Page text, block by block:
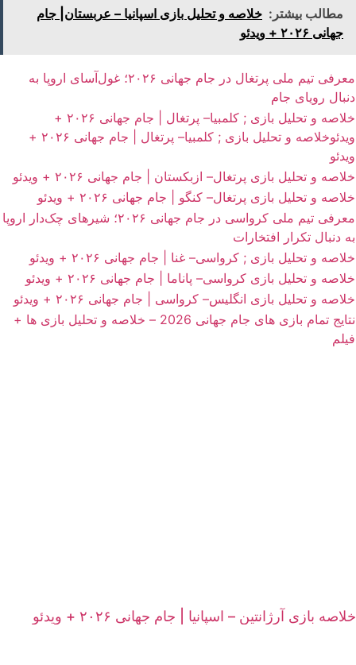
مطالب بیشتر: خلاصه و تحلیل بازی اسپانیا – عربستان| جام
جهانی ۲۰۲۶ + ویدئو
معرفی تیم ملی پرتغال در جام جهانی ۲۰۲۶؛ غول‌آسای اروپا به
دنبال رویای جام
خلاصه و تحلیل بازی ; کلمبیا– پرتغال | جام جهانی ۲۰۲۶ +
ویدئو
خلاصه و تحلیل بازی ; کلمبیا– پرتغال | جام جهانی ۲۰۲۶ +
ویدئو
خلاصه و تحلیل بازی پرتغال– ازبکستان | جام جهانی ۲۰۲۶ + ویدئو
خلاصه و تحلیل بازی پرتغال– کنگو | جام جهانی ۲۰۲۶ + ویدئو
معرفی تیم ملی کرواسی در جام جهانی ۲۰۲۶؛ شیرهای چک‌دار اروپا
به دنبال تکرار افتخارات
خلاصه و تحلیل بازی ; کرواسی– غنا | جام جهانی ۲۰۲۶ + ویدئو
خلاصه و تحلیل بازی کرواسی– پاناما | جام جهانی ۲۰۲۶ + ویدئو
خلاصه و تحلیل بازی انگلیس– کرواسی | جام جهانی ۲۰۲۶ + ویدئو
نتایج تمام بازی های جام جهانی 2026 – خلاصه و تحلیل بازی ها +
فیلم
خلاصه بازی آرژانتین – اسپانیا | جام جهانی ۲۰۲۶ + ویدئو